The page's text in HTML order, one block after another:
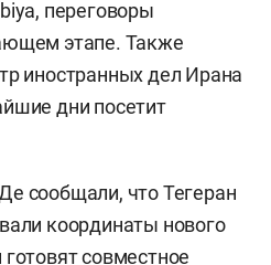
переговоры
этапе. Также
иностранных дел Ирана
дни посетит
сообщали, что Тегеран
координаты нового
совместное